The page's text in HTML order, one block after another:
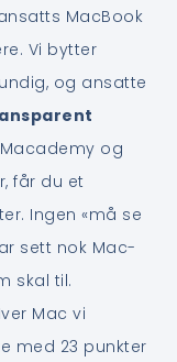
MacBook
Vi bytter
og ansatte
og
får du et
Ingen «må se
sett nok Mac-
skal til.
Mac vi
med 23 punkter